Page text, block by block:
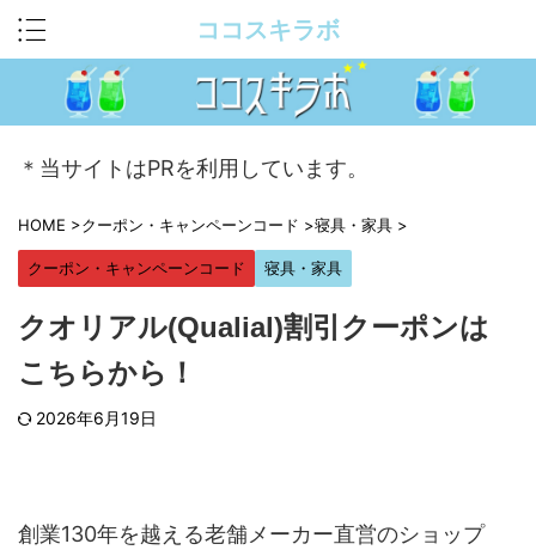
ココスキラボ
＊当サイトはPRを利用しています。
HOME >クーポン・キャンペーンコード >寝具・家具 >
クーポン・キャンペーンコード 寝具・家具
クオリアル(Qualial)割引クーポンは
こちらから！
2026年6月19日
創業130年を越える老舗メーカー直営のショップ